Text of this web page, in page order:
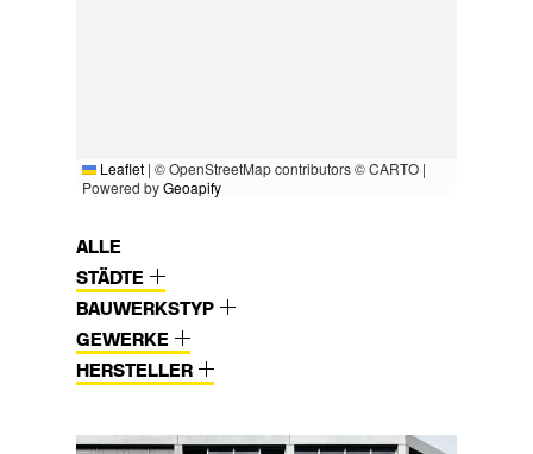
Leaflet | © OpenStreetMap contributors © CARTO |
Powered byGeoapify
ALLE
STÄDTE
BAUWERKSTYP
GEWERKE
HERSTELLER